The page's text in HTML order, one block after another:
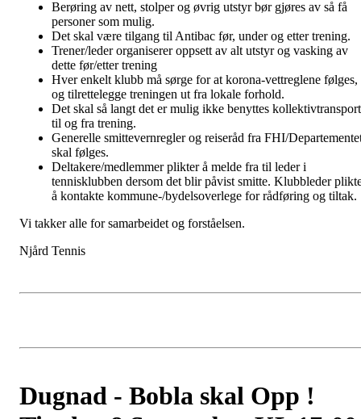
Berøring av nett, stolper og øvrig utstyr bør gjøres av så få
personer som mulig.
Det skal være tilgang til Antibac før, under og etter trening.
Trener/leder organiserer oppsett av alt utstyr og vasking av
dette før/etter trening
Hver enkelt klubb må sørge for at korona-vettreglene følges,
og tilrettelegge treningen ut fra lokale forhold.
Det skal så langt det er mulig ikke benyttes kollektivtransport
til og fra trening.
Generelle smittevernregler og reiseråd fra FHI/
skal følges.
Deltakere/medlemmer plikter å melde fra til leder i
tennisklubben dersom det blir påvist smitte. Klubbleder
å kontakte kommune-/bydelsoverlege for rådføring og tiltak.
Vi takker alle for samarbeidet og forståelsen.
Njård Tennis
Dugnad - Bobla skal Opp !